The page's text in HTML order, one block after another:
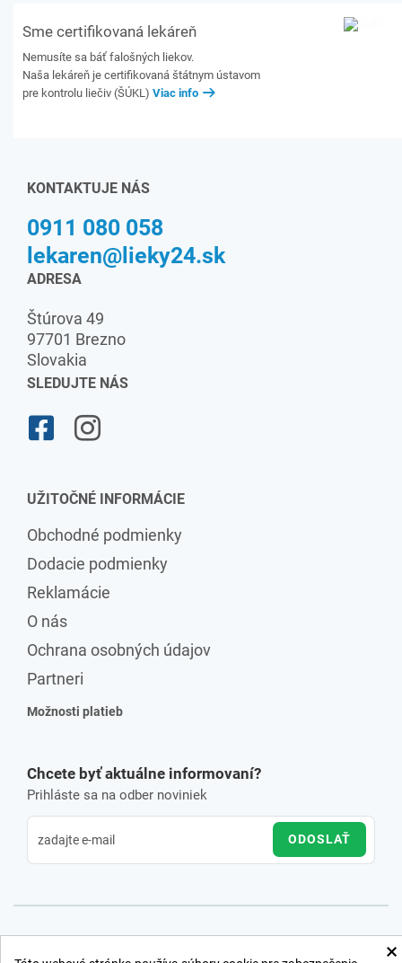
Sme certifikovaná lekáreň
Nemusíte sa báť falošných liekov.
Naša lekáreň je certifikovaná štátnym ústavom
pre kontrolu liečiv (ŠÚKL) Viac info
KONTAKTUJE NÁS
0911 080 058
lekaren@lieky24.sk
ADRESA
Štúrova 49
97701 Brezno
Slovakia
SLEDUJTE NÁS
UŽITOČNÉ INFORMÁCIE
Obchodné podmienky
Dodacie podmienky
Reklamácie
O nás
Ochrana osobných údajov
Partneri
Možnosti platieb
Chcete byť aktuálne informovaní?
Prihláste sa na odber noviniek
ODOSLAŤ
×